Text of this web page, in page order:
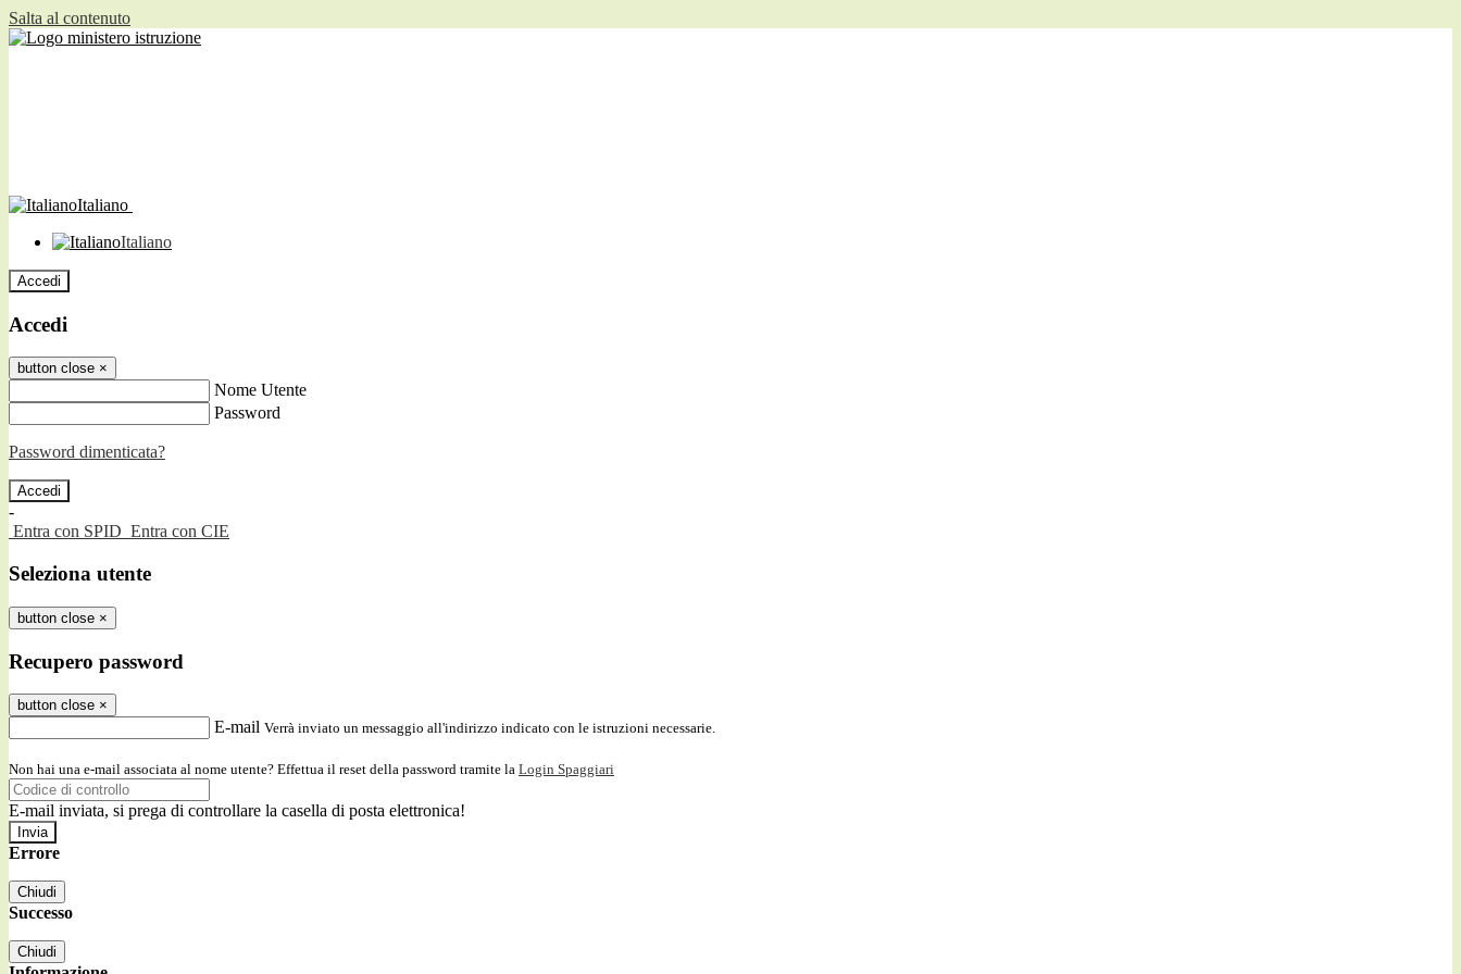
Salta al contenuto
Italiano
Italiano
Accedi
Accedi
button close ×
Nome Utente
Password
Password dimenticata?
-
Entra con SPID Entra con CIE
Seleziona utente
button close ×
Recupero password
button close ×
E-mail Verrà inviato un messaggio all'indirizzo indicato con le istruzioni necessarie.
Non hai una e-mail associata al nome utente? Effettua il reset della password tramite la Login Spaggiari
E-mail inviata, si prega di controllare la casella di posta elettronica!
Errore
Chiudi
Successo
Chiudi